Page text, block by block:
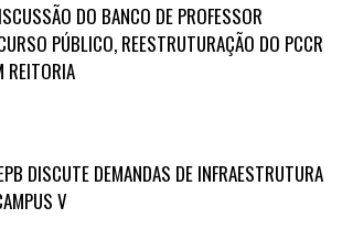
DO BANCO DE PROFESSOR
PÚBLICO, REESTRUTURAÇÃO DO PCCR
REITORIA
DISCUTE DEMANDAS DE INFRAESTRUTURA
V